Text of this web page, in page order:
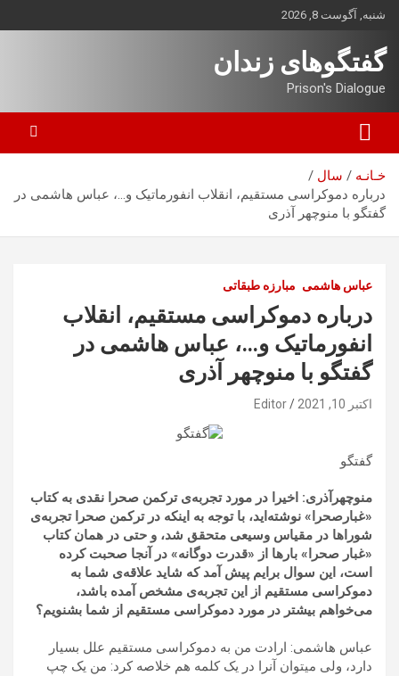
بروید
شنبه, آگوست 8, 2026
گفتگوهای زندان
Prison's Dialogue
خـانـه
سال
درباره‌ دموکراسی مستقیم، انقلاب انفورماتیک و…، عباس هاشمی در
گفتگو با منوچهر آذری
عباس هاشمی مبارزه طبقاتی
درباره‌ دموکراسی مستقیم، انقلاب
انفورماتیک و…، عباس هاشمی در
گفتگو با منوچهر آذری
اکتبر 10, 2021 Editor
گفتگو
منوچهرآذری: اخیرا در مورد تجربه‌ی ترکمن صحرا نقدی به کتاب
«غبارصحرا» نوشته‌اید، با توجه به اینکه در ترکمن صحرا تجربه‌ی
شوراها در مقیاس وسیعی متحقق شد، و حتی در همان کتاب
«غبار صحرا» بارها از «قدرت دوگانه» در آنجا صحبت کرده
است،‌ این سوال برایم پیش آمد که شاید علاقه‌ی شما به
دموکراسی ‌مستقیم از این تجربه‌ی مشخص آمده باشد،
می‌خواهم بیشتر در مورد دموکراسی مستقیم از شما بشنویم؟
عباس هاشمی: ارادت من به دموکراسی مستقیم علل بسیار
دارد، ولی میتوان آنرا در یک کلمه هم خلاصه کرد: من یک چپ